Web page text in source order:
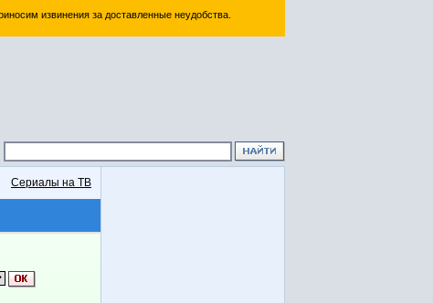
извинения за доставленные неудобства.
Сериалы на ТВ